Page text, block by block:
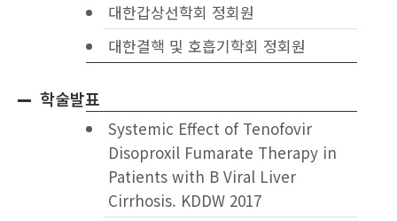
대한갑상선학회 정회원
대한결핵 및 호흡기학회 정회원
학술발표
Systemic Effect of Tenofovir
Disoproxil Fumarate Therapy in
Patients with B Viral Liver
Cirrhosis. KDDW 2017